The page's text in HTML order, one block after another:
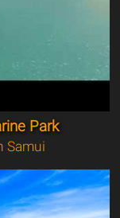
Park
Samui